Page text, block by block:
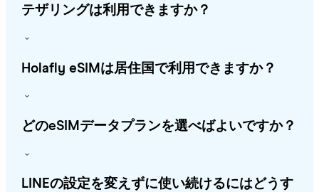
テザリングは利用できますか？
Holafly eSIMは居住国で利用できますか？
どのeSIMデータプランを選べばよいですか？
LINEの設定を変えずに使い続けるにはどうす